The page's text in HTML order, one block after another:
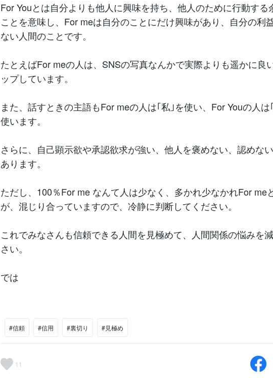
For Youとは自分よりも他人に興味を持ち、他人のために行動する
ことを意味し、For meは自分のことにだけ興味があり、自分の利
ない人間のことです。
たとえばFor meの人は、SNSの写真なんかで実際よりも遥かに良
ップしています。
また、話すときの主語もFor meの人は｢私｣を使い、For Youの人は
使います。
さらに、自己顕示欲や承認欲求が強い、他人を褒めない、認めな
あります。
ただし、100％For me なんて人は少なく、多かれ少なかれFor me
が、混じり合っていますので、冷静に判断してください。
これでみなさんも信頼できる人間を見極めて、人間関係の悩みを
さい。
では
#信頼 #信用 #裏切り #見極め
11